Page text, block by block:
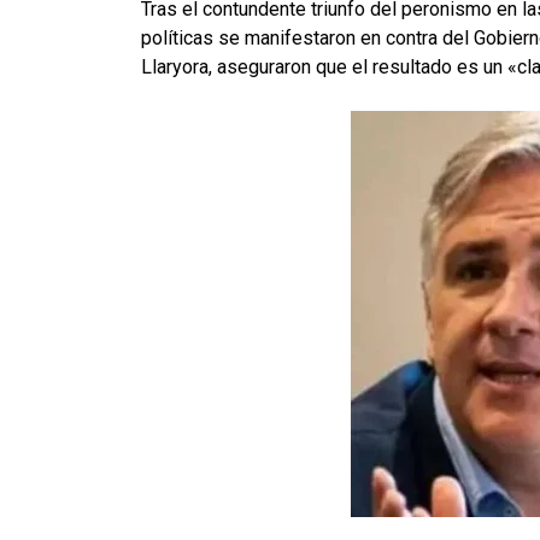
Tras el contundente triunfo del peronismo en
políticas se manifestaron en contra del
Llaryora, aseguraron que el resultado es un